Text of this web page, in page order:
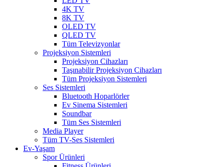
4K TV
8K TV
OLED TV
QLED TV
Tüm Televizyonlar
Projeksiyon Sistemleri
Projeksiyon Cihazları
Taşınabilir Projeksiyon Cihazları
Tüm Projeksiyon Sistemleri
Ses Sistemleri
Bluetooth Hoparlörler
Ev Sinema Sistemleri
Soundbar
Tüm Ses Sistemleri
Media Player
Tüm TV-Ses Sistemleri
Ev-Yaşam
Spor Ürünleri